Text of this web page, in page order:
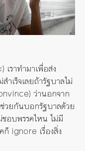
เราทำมาเพื่อส่ง
เร็จเลยถ้ารัฐบาลไม่
ว่านอกจาก
วยกันบอกรัฐบาลด้วย
ชอบพรรคไหน ไม่มี
ก็ ignore เรื่องสิ่ง